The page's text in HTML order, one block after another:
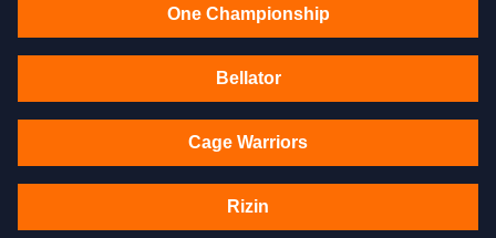
One Championship
Bellator
Cage Warriors
Rizin